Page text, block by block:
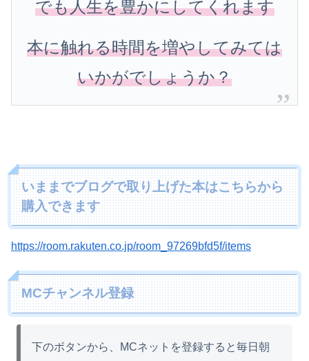
でも人生を豊かにしてくれます
本に触れる時間を増やしてみては
いかがでしょうか？
いままでブログで取り上げた本はこちらから
購入できます
https://room.rakuten.co.jp/room_97269bfd5f/items
MCチャンネル登録
下のボタンから、MCネットを登録すると毎日朝